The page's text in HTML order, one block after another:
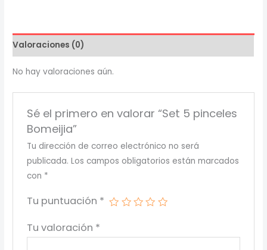
Valoraciones (0)
No hay valoraciones aún.
Sé el primero en valorar “Set 5 pinceles
Bomeijia”
Tu dirección de correo electrónico no será
publicada. Los campos obligatorios están marcados
con *
Tu puntuación *
Tu valoración *